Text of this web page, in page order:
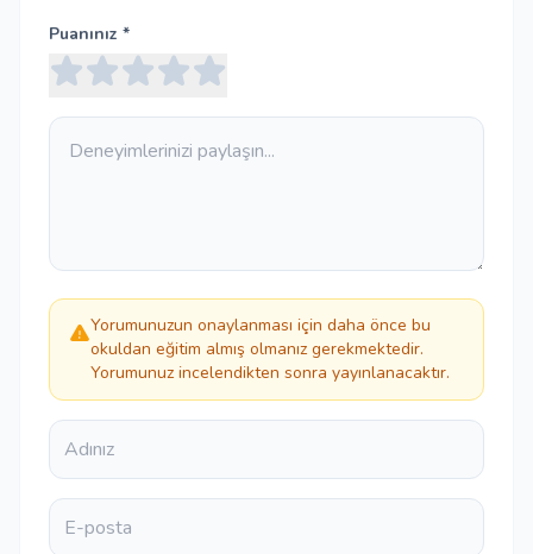
Puanınız *
Yorumunuzun onaylanması için daha önce bu
okuldan eğitim almış olmanız gerekmektedir.
Yorumunuz incelendikten sonra yayınlanacaktır.